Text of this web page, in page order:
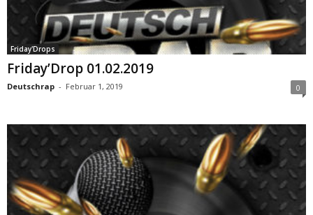
Friday'Drops
Friday’Drop 01.02.2019
Deutschrap - Februar 1, 2019 0